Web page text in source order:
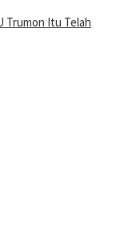
Trumon Itu Telah